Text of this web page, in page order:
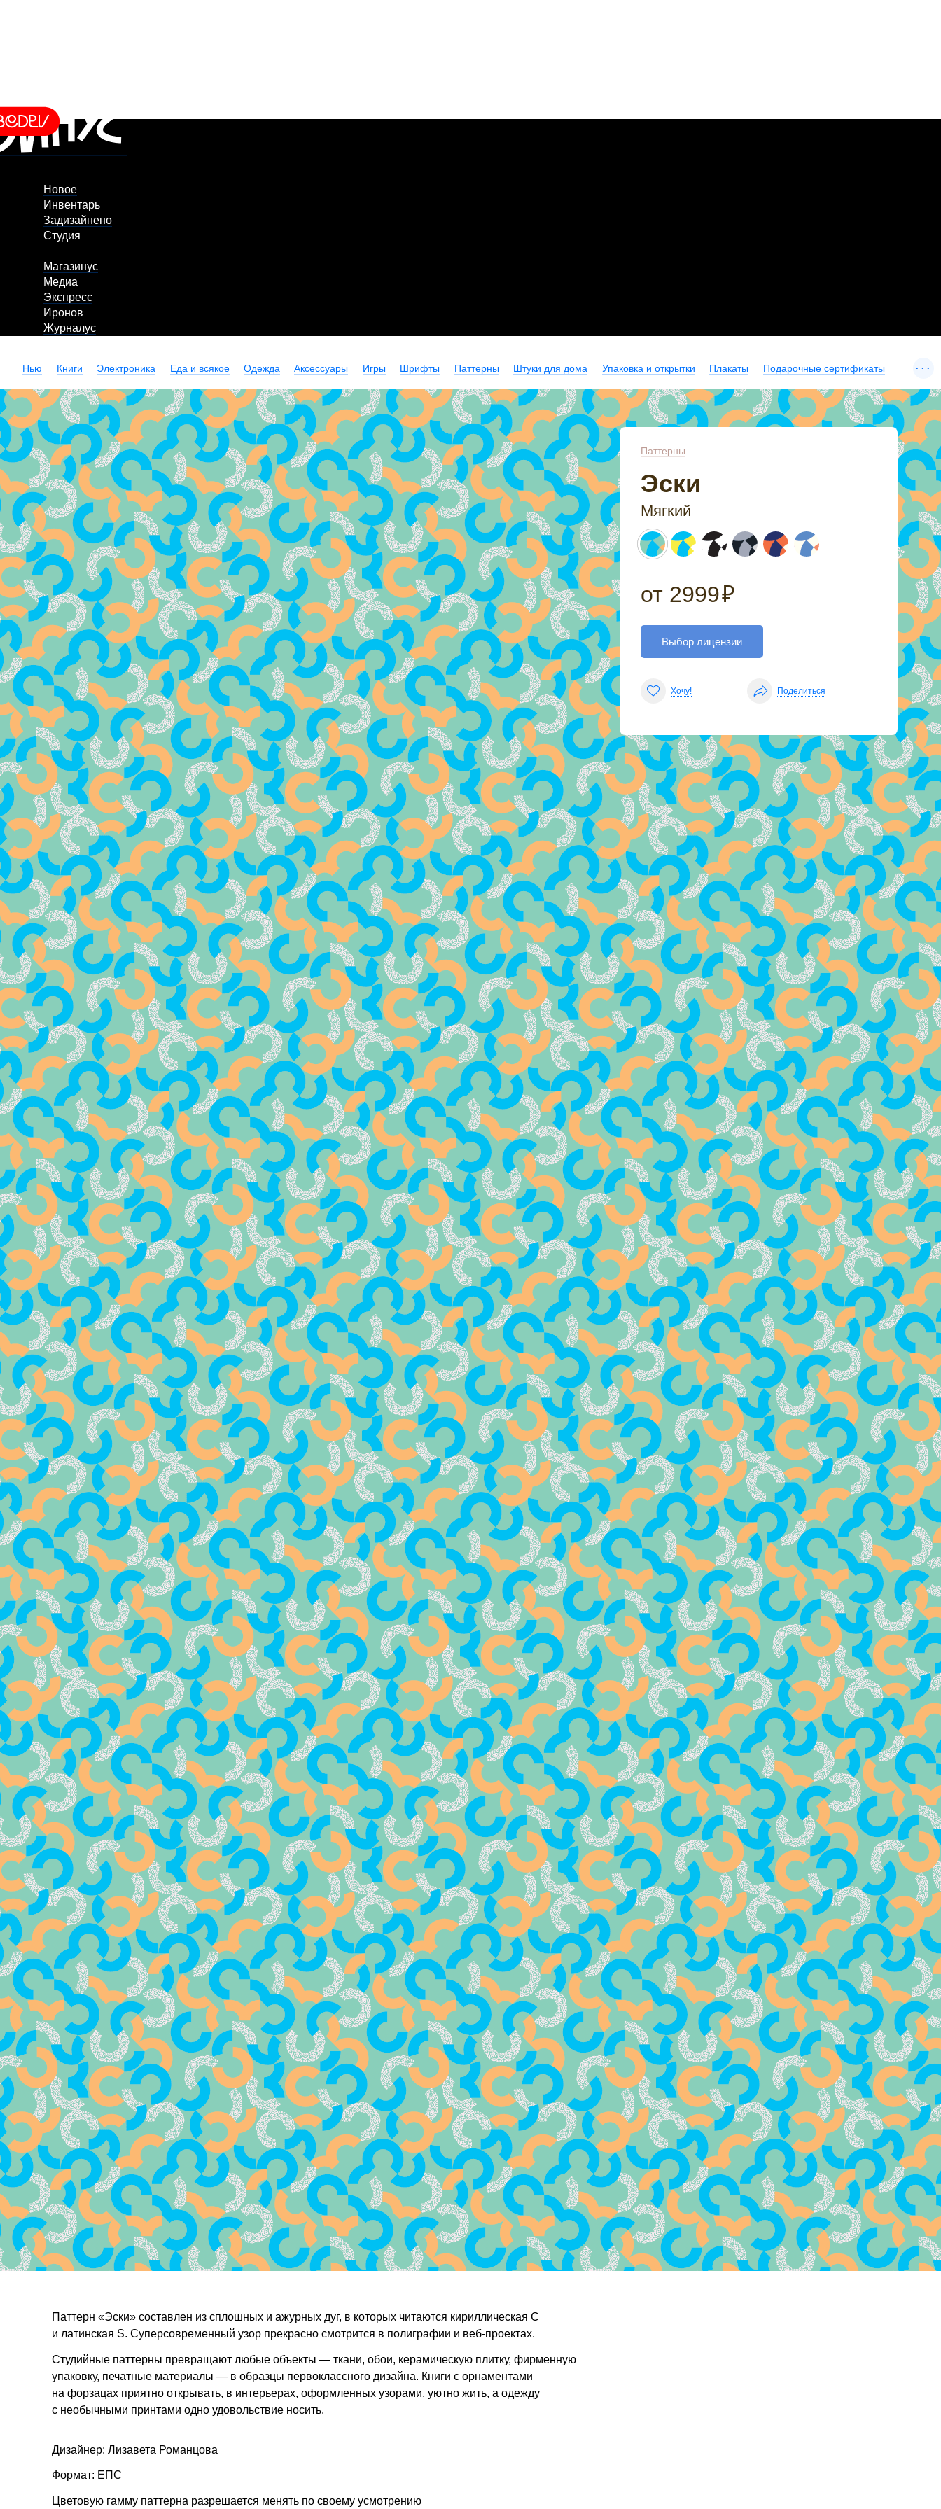
Новое
Инвентарь
Задизайнено
Студия
Магазинус
Медиа
Экспресс
Иронов
Журналус
Нью Книги Электроника Еда и всякое Одежда Аксессуары Игры Шрифты Паттерны Штуки для дома Упаковка и открытки Плакаты Подарочные сертификаты ...
Паттерны
Эски
Мягкий
от 2999₽
Выбор лицензии
Хочу! Поделиться
Паттерн «Эски» составлен из сплошных и ажурных дуг, в которых читаются кириллическая С
и латинская S. Суперсовременный узор прекрасно смотрится в полиграфии и веб-проектах.
Студийные паттерны превращают любые объекты — ткани, обои, керамическую плитку, фирменную
упаковку, печатные материалы — в образцы первоклассного дизайна. Книги с орнаментами
на форзацах приятно открывать, в интерьерах, оформленных узорами, уютно жить, а одежду
с необычными принтами одно удовольствие носить.
Дизайнер: Лизавета Романцова
Формат: ЕПС
Цветовую гамму паттерна разрешается менять по своему усмотрению